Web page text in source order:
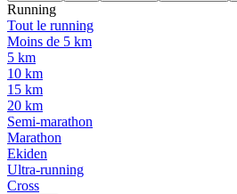
Running
Tout le running
Moins de 5 km
5 km
10 km
15 km
20 km
Semi-marathon
Marathon
Ekiden
Ultra-running
Cross